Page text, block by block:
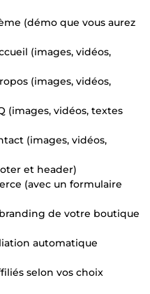
(démo que vous aurez
(images, vidéos,
(images, vidéos,
(images, vidéos, textes
(images, vidéos,
et header)
(avec un formulaire
de votre boutique
automatique
selon vos choix